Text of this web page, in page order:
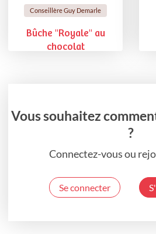
Conseillère Guy Demarle
Bûche "Royale" au
chocolat
Vous souhaitez
?
Connectez-vous ou
Se connecter